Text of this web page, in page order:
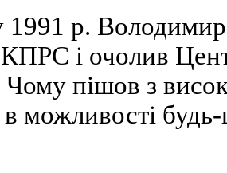
1991 р.
i очолив
пiшов з
в можливостi